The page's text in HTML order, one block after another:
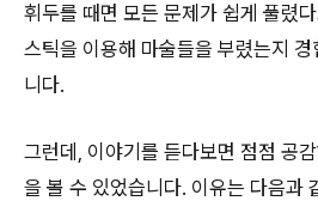
휘두를 때면 모든 문제가 쉽게 풀렸
스틱을 이용해 마술들을 부렸는지
니다.
그런데, 이야기를 듣다보면 점점 공
을 볼 수 있었습니다. 이유는 다음과